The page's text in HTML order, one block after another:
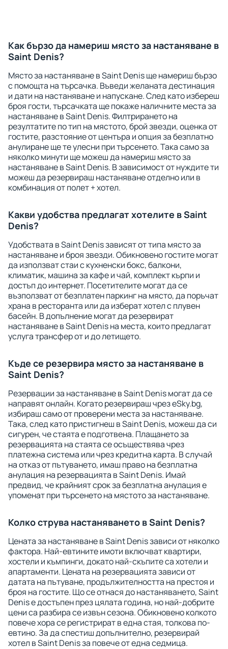
Как бързо да намериш място за настаняване в
Saint Denis?
Място за настаняване в Saint Denis ще намериш бързо
с помощта на търсачка. Въведи желаната дестинация
и дати на настаняване и напускане. След като избереш
броя гости, търсачката ще покаже наличните места за
настаняване в Saint Denis. Филтрирането на
резултатите по тип на мястото, брой звезди, оценка от
гостите, разстояние от центъра и опция за безплатно
анулиране ще те улесни при търсенето. Така само за
няколко минути ще можеш да намериш място за
настаняване в Saint Denis. В зависимост от нуждите ти
можеш да резервираш настаняване отделно или в
комбинация от полет + хотел.
Какви удобства предлагат хотелите в Saint
Denis?
Удобствата в Saint Denis зависят от типа място за
настаняване и броя звезди. Обикновено гостите могат
да използват стаи с кухненски бокс, балкони,
климатик, машина за кафе и чай, комплект кърпи и
достъп до интернет. Посетителите могат да се
възползват от безплатен паркинг на място, да поръчат
храна в ресторанта или да изберат хотел с плувен
басейн. В допълнение могат да резервират
настаняване в Saint Denis на места, които предлагат
услуга трансфер от и до летището.
Къде се резервира място за настаняване в
Saint Denis?
Резервации за настаняване в Saint Denis могат да се
направят онлайн. Когато резервираш чрез eSky.bg,
избираш само от проверени места за настаняване.
Така, след като пристигнеш в Saint Denis, можеш да си
сигурен, че стаята е подготвена. Плащането за
резервацията на стаята се осъществява чрез
платежна система или чрез кредитна карта. В случай
на отказ от пътуването, имаш право на безплатна
анулация на резервацията в Saint Denis. Имай
предвид, че крайният срок за безплатна анулация е
упоменат при търсенето на мястото за настаняване.
Колко струва настаняването в Saint Denis?
Цената за настаняване в Saint Denis зависи от няколко
фактора. Най-евтините имоти включват квартири,
хостели и къмпинги, докато най-скъпите са хотели и
апартаменти. Цената на резервацията зависи от
датата на пътуване, продължителността на престоя и
броя на гостите. Що се отнася до настаняването, Saint
Denis е достъпен през цялата година, но най-добрите
цени са разбира се извън сезона. Обикновено колкото
повече хора се регистрират в една стая, толкова по-
евтино. За да спестиш допълнително, резервирай
хотел в Saint Denis за повече от една седмица.